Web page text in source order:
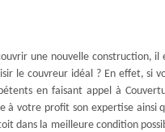
une nouvelle construction, il
le couvreur idéal ? En effet, si
en faisant appel à
à votre profit son expertise ainsi
dans la meilleure condition